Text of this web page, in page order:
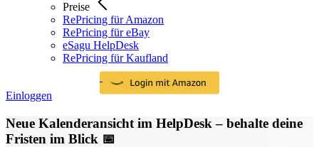
Preise
RePricing für Amazon
RePricing für eBay
eSagu HelpDesk
RePricing für Kaufland
Einloggen
Neue Kalenderansicht im HelpDesk – behalte deine
Fristen im Blick 📅